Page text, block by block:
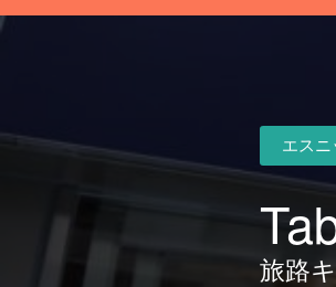
エス
旅路